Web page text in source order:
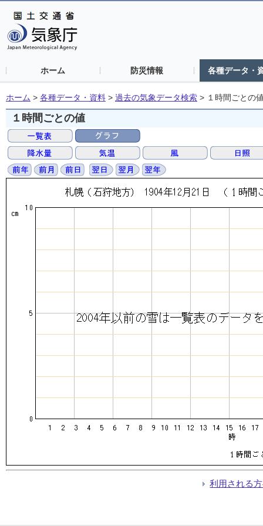
ホーム 防災情報 各種データ・
ホーム > 各種データ・資料 > 過去の気象データ検索 > １時間ごとの
１時間ごとの値
利用される